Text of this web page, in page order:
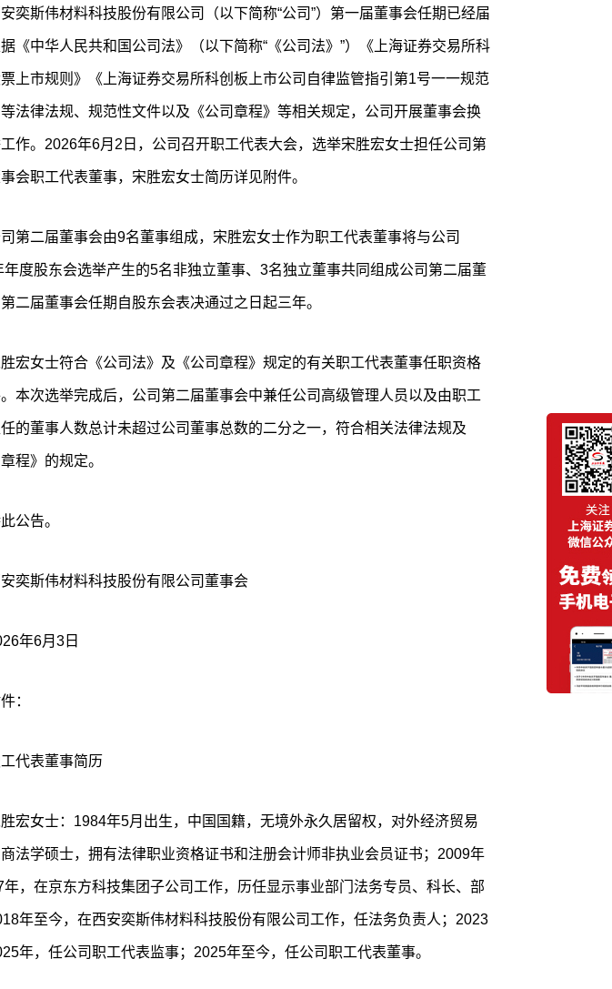
奕斯伟材料科技股份有限公司（以下简称“公司”）第一届董事会任期已经届
《中华人民共和国公司法》（以下简称“《公司法》”）《上海证券交易所科
上市规则》《上海证券交易所科创板上市公司自律监管指引第1号一一规范
法律法规、规范性文件以及《公司章程》等相关规定，公司开展董事会换
作。2026年6月2日，公司召开职工代表大会，选举宋胜宏女士担任公司第
会职工代表董事，宋胜宏女士简历详见附件。
第二届董事会由9名董事组成，宋胜宏女士作为职工代表董事将与公司
年度股东会选举产生的5名非独立董事、3名独立董事共同组成公司第二届董
二届董事会任期自股东会表决通过之日起三年。
宏女士符合《公司法》及《公司章程》规定的有关职工代表董事任职资格
本次选举完成后，公司第二届董事会中兼任公司高级管理人员以及由职工
的董事人数总计未超过公司董事总数的二分之一，符合相关法律法规及
章程》的规定。
公告。
奕斯伟材料科技股份有限公司董事会
年6月3日
：
代表董事简历
宏女士：1984年5月出生，中国国籍，无境外永久居留权，对外经济贸易
法学硕士，拥有法律职业资格证书和注册会计师非执业会员证书；2009年
年，在京东方科技集团子公司工作，历任显示事业部门法务专员、科长、部
年至今，在西安奕斯伟材料科技股份有限公司工作，任法务负责人；2023
年，任公司职工代表监事；2025年至今，任公司职工代表董事。